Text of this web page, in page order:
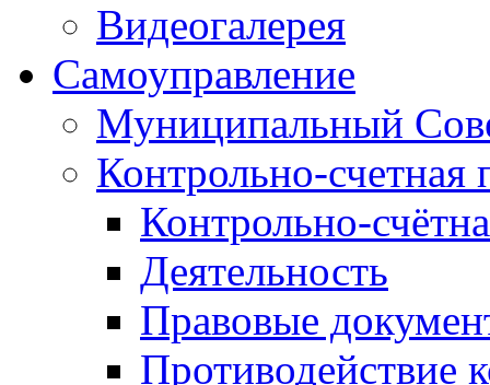
Видеогалерея
Самоуправление
Муниципальный
Контрольно-счетная
Контрольно-
Деятельность
Правовые
Противодействие